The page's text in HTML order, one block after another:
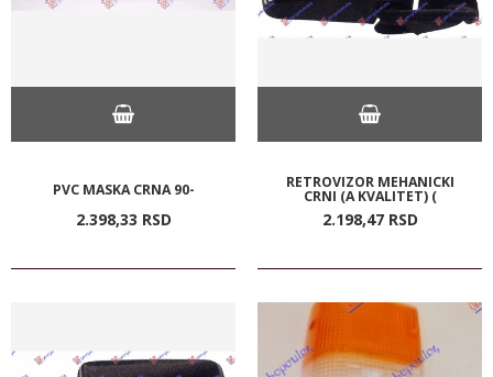
PVC MASKA CRNA 90-
2.398,33 RSD
RETROVIZOR MEHANICKI
CRNI (A KVALITET) (
2.198,47 RSD